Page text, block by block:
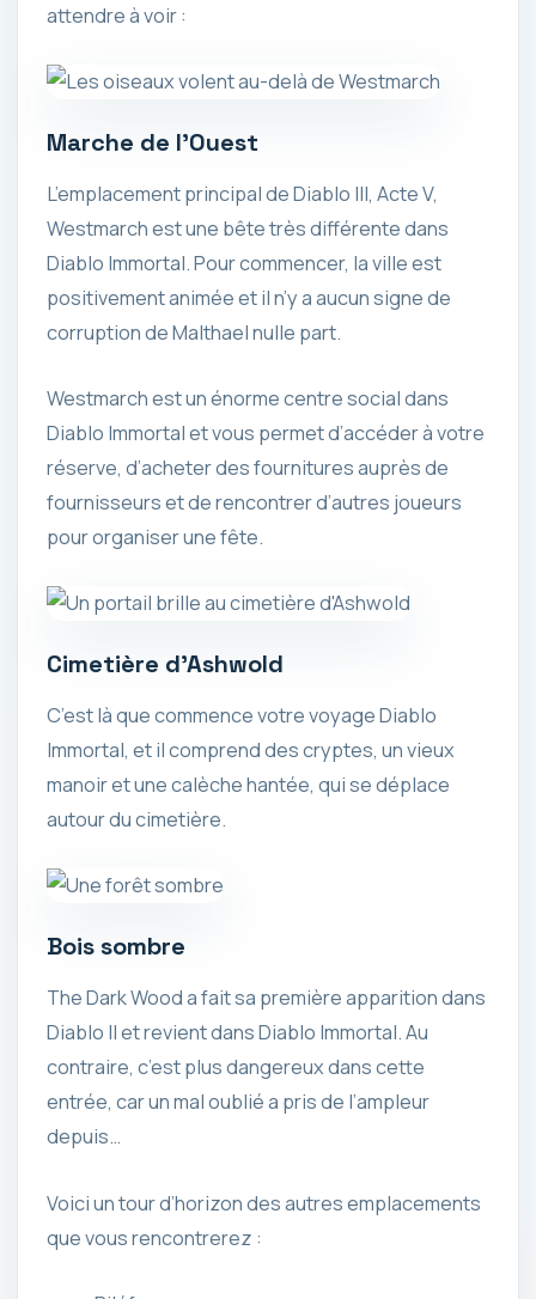
attendre à voir :
Marche de l’Ouest
L’emplacement principal de Diablo III, Acte V,
Westmarch est une bête très différente dans
Diablo Immortal. Pour commencer, la ville est
positivement animée et il n’y a aucun signe de
corruption de Malthael nulle part.
Westmarch est un énorme centre social dans
Diablo Immortal et vous permet d’accéder à votre
réserve, d’acheter des fournitures auprès de
fournisseurs et de rencontrer d’autres joueurs
pour organiser une fête.
Cimetière d’Ashwold
C’est là que commence votre voyage Diablo
Immortal, et il comprend des cryptes, un vieux
manoir et une calèche hantée, qui se déplace
autour du cimetière.
Bois sombre
The Dark Wood a fait sa première apparition dans
Diablo II et revient dans Diablo Immortal. Au
contraire, c’est plus dangereux dans cette
entrée, car un mal oublié a pris de l’ampleur
depuis…
Voici un tour d’horizon des autres emplacements
que vous rencontrerez :